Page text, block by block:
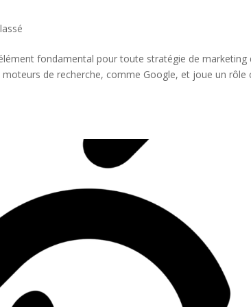
fondamental pour toute stratégie de marketing
de recherche, comme Google, et joue un rôle